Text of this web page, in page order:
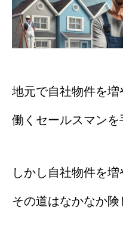
地元で自社物件を増
働くセールスマンを
しかし自社物件を増
その道はなかなか険